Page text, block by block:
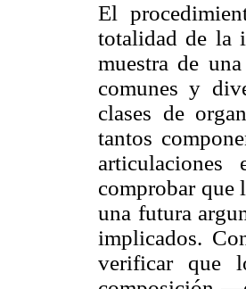
El
totalidad de la
muestra de
comunes y
clases de
tantos
comprobar que
una futura
implicados.
verificar que